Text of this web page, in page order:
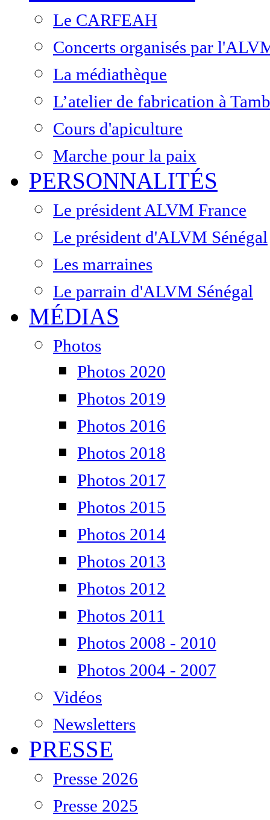
Le CARFEAH
Concerts organisés par
La médiathèque
L’atelier de fabrication à
Cours d'apiculture
Marche pour la paix
PERSONNALITÉS
Le président ALVM France
Le président d'ALVM Sénégal
Les marraines
Le parrain d'ALVM Sénégal
MÉDIAS
Photos
Photos 2020
Photos 2019
Photos 2016
Photos 2018
Photos 2017
Photos 2015
Photos 2014
Photos 2013
Photos 2012
Photos 2011
Photos 2008 - 2010
Photos 2004 - 2007
Vidéos
Newsletters
PRESSE
Presse 2026
Presse 2025